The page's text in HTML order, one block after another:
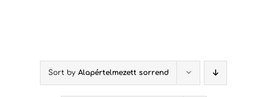
Sort by Alapértelmezett sorrend